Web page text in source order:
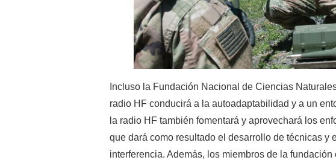
Incluso la Fundación Nacional de Ciencias
radio HF conducirá a la autoadaptabilidad y a un
la radio HF también fomentará y aprovechará los
que dará como resultado el desarrollo de técnicas y
interferencia. Además, los miembros de la